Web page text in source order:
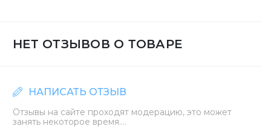
НЕТ ОТЗЫВОВ О ТОВАРЕ
НАПИСАТЬ ОТЗЫВ
Отзывы на сайте проходят модерацию, это может
занять некоторое время....